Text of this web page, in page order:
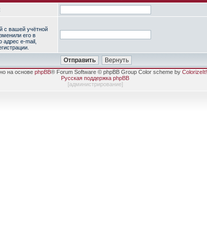
с вашей учётной
его в
адрес e-mail,
на основе phpBB® Forum Software © phpBB Group Color scheme by ColorizeIt!
Русская поддержка phpBB
[администрирование]